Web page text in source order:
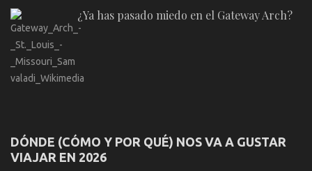
¿Ya has pasado miedo en el Gateway Arch?
DÓNDE (CÓMO Y POR QUÉ) NOS VA A GUSTAR
VIAJAR EN 2026